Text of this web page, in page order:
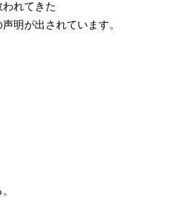
れてきた
明が出されています。